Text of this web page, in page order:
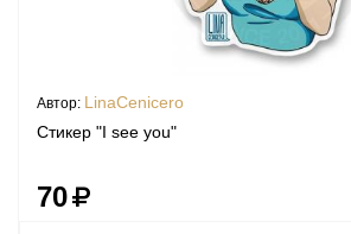
Автор: LinaCenicero
Стикер "I see you"
70